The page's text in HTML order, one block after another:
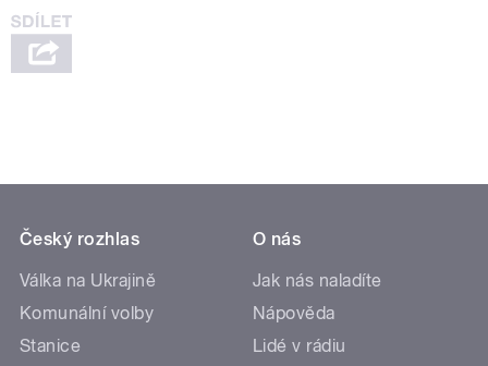
Český rozhlas
Válka na Ukrajině
Komunální volby
Stanice
O nás
Jak nás naladíte
Nápověda
Lidé v rádiu